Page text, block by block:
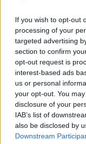
If you wish to opt-out
processing of your
targeted advertising
section to confirm
opt-out request is
interest-based ads
us or personal
your opt-out. You
disclosure of your
IAB’s list of
also be disclosed by
Downstream
Vaizdai iš
vaiko gyvybių
Žinios | Lietuvos diena